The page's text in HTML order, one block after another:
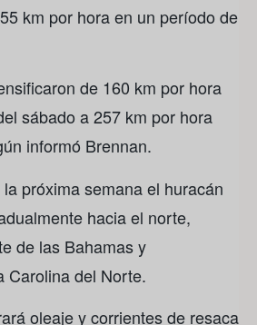
km por hora en un período de
de 160 km por hora
sábado a 257 km por hora
informó Brennan.
próxima semana el huracán
hacia el norte,
de las Bahamas y
Carolina del Norte.
oleaje y corrientes de resaca